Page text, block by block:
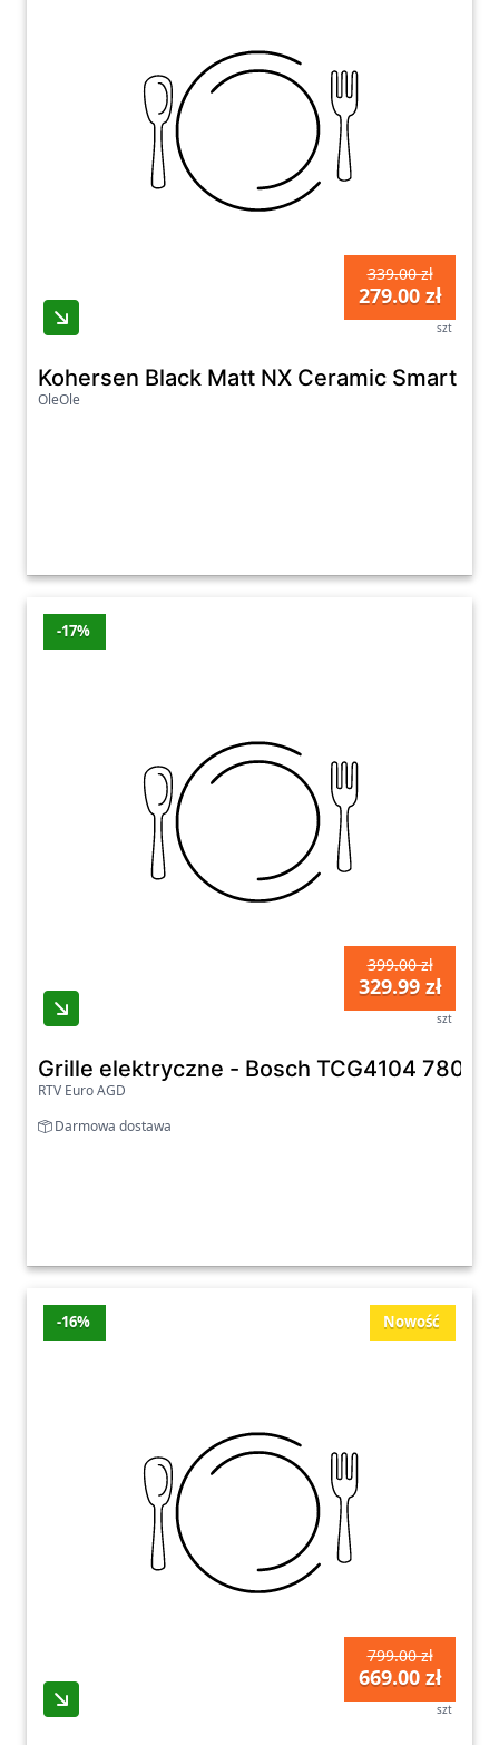
339.00 zł
279.00 zł
szt
Kohersen Black Matt NX Ceramic Smart
OleOle
-17%
399.00 zł
329.99 zł
szt
Grille elektryczne - Bosch TCG4104
RTV Euro AGD
Darmowa dostawa
Nowość
-16%
799.00 zł
669.00 zł
szt